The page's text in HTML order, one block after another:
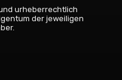
urheberrechtlich
der jeweiligen